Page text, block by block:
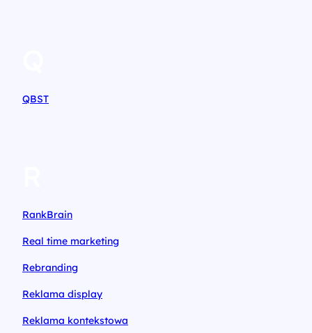
QBST
RankBrain
Real time marketing
Rebranding
Reklama display
Reklama kontekstowa